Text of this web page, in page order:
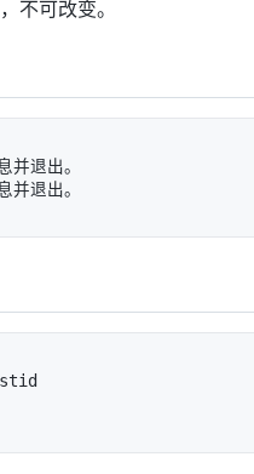
不可改变。
退出。